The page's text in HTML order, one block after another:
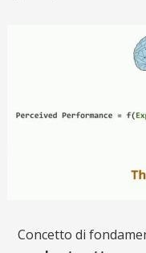
Concetto di